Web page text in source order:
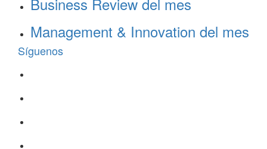
Management & Innovation del mes
Síguenos